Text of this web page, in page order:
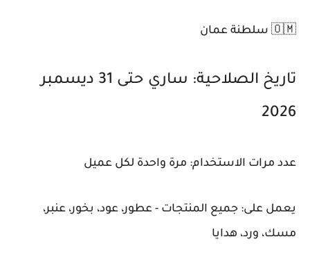
🇴🇲 سلطنة عمان
تاريخ الصلاحية: ساري حتى 31 ديسمبر
2026
عدد مرات الاستخدام: مرة واحدة لكل عميل
يعمل على: جميع المنتجات - عطور، عود، بخور، عنبر،
مسك، ورد، هدايا